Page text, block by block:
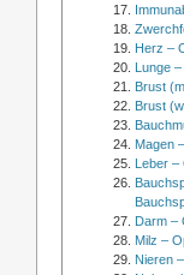
Herz –
Lunge
Brust
Brust
Magen
Leber
Darm –
Milz –
Nieren